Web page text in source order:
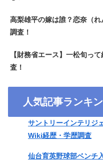
高梨雄平の嫁は誰？恋奈（
調査！
【財務省エース】一松旬っ
査！
人気記事ランキ
サントリーインテリジ
Wiki経歴・学歴調査
仙台育英野球部ベンチ